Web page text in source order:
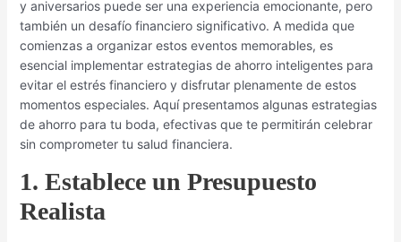
y aniversarios puede ser una experiencia emocionante, pero
también un desafío financiero significativo. A medida que
comienzas a organizar estos eventos memorables, es
esencial implementar estrategias de ahorro inteligentes para
evitar el estrés financiero y disfrutar plenamente de estos
momentos especiales. Aquí presentamos algunas estrategias
de ahorro para tu boda, efectivas que te permitirán celebrar
sin comprometer tu salud financiera.
1. Establece un Presupuesto
Realista